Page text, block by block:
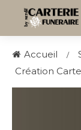
Accueil
Création